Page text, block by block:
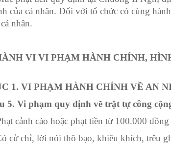
của cá nhân. Đối với tổ chức có cùng
nhân.
VI VI PHẠM HÀNH CHÍNH,
1. VI PHẠM HÀNH CHÍNH VỀ AN
5. Vi phạm quy định về trật tự công
cảnh cáo hoặc phạt tiền từ 100.000
cử chỉ, lời nói thô bạo, khiêu khích, trêu